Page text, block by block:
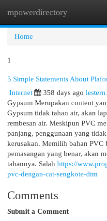
mpowerdirectory
Home
1
5 Simple Statements About
Internet
358 days ago
Gypsum Merupakan content
Gypsum tidak tahan air, akan
rembesan air. Meskipun PVC
panjang, penggunaan yang
kerusakan. Memilih bahan PVC
pemasangan yang benar, akan
tahannya. Salah https://
pvc-dengan-cat-sengkote-dtm
Comments
Submit a Comment